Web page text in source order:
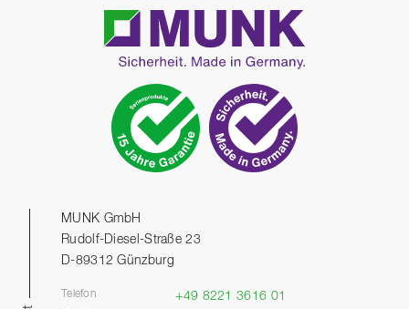
MUNK GmbH
Rudolf-Diesel-Straße 23
D-89312 Günzburg
Telefon +49 8221 3616 01